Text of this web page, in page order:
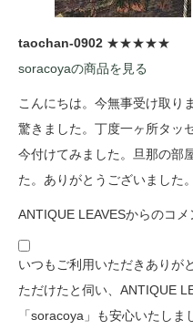
taochan-0902 ★★★★★
soracoyaの商品を見る
こんにちは。今無事受け取り
驚きました。丁度一ヶ所タッ
今付けてみました。旦那の部
た。ありがとうございました。
ANTIQUE LEAVESからのコメ
いつもご利用いただきありが
ただけたと伺い、ANTIQUE
「soracoya」も安心いたし